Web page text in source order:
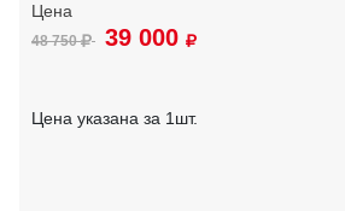
48 750 39 000
Цена указана за 1шт.